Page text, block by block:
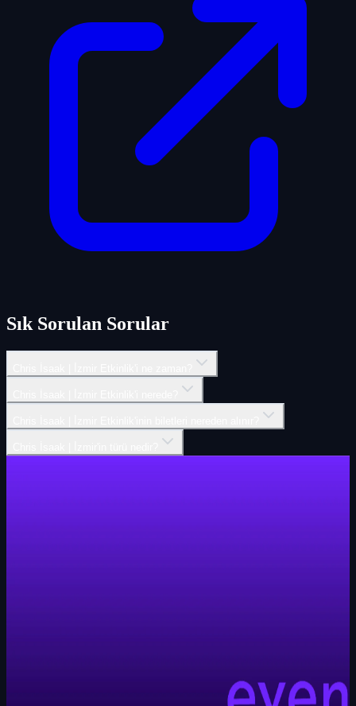
Sık Sorulan Sorular